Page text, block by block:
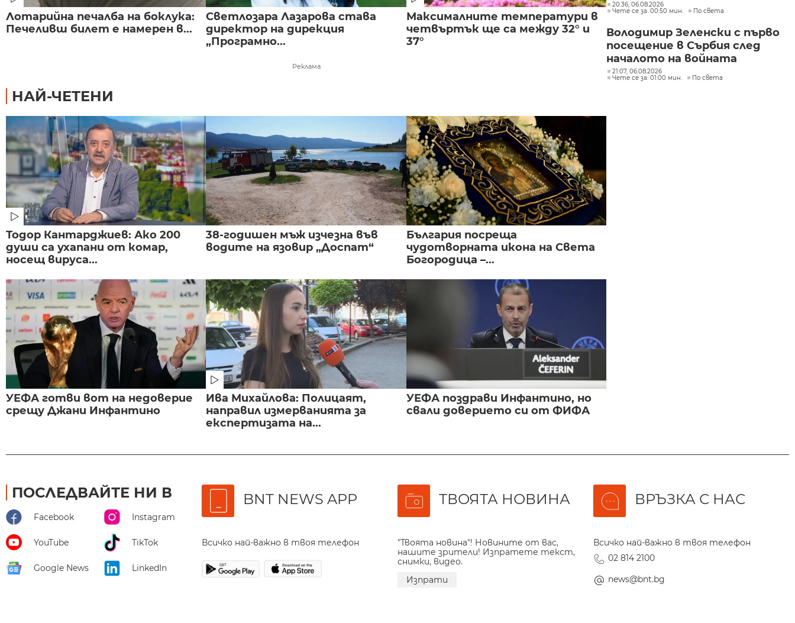
Лотарийна печалба на боклука:
Печеливш билет е намерен в...
Светлозара Лазарова става
директор на дирекция
„Програмно...
Максималните температури в
четвъртък ще са между 32° и
37°
Реклама
НАЙ-ЧЕТЕНИ
Тодор Кантарджиев: Ако 200
души са ухапани от комар,
носещ вируса...
38-годишен мъж изчезна във
водите на язовир „Доспат“
България посреща
чудотворната икона на Света
Богородица –...
УЕФА готви вот на недоверие
срещу Джани Инфантино
Ива Михайлова: Полицаят,
направил измерванията за
експертизата на...
УЕФА поздрави Инфантино, но
свали доверието си от ФИФА
20:36, 06.08.2026
Чете се за: 00:50 мин.
По света
Володимир Зеленски с първо
посещение в Сърбия след
началото на войната
21:07, 06.08.2026
Чете се за: 01:00 мин.
По света
ПОСЛЕДВАЙТЕ НИ В
Facebook Instagram
YouTube TikTok
Google News LinkedIn
BNT NEWS APP
Всичко най-важно в твоя телефон
ТВОЯТА НОВИНА
"Твоята новина"! Новините от вас,
нашите зрители! Изпратете текст,
снимки, видео.
Изпрати
ВРЪЗКА С НАС
Всичко най-важно в твоя телефон
02 814 2100
news@bnt.bg